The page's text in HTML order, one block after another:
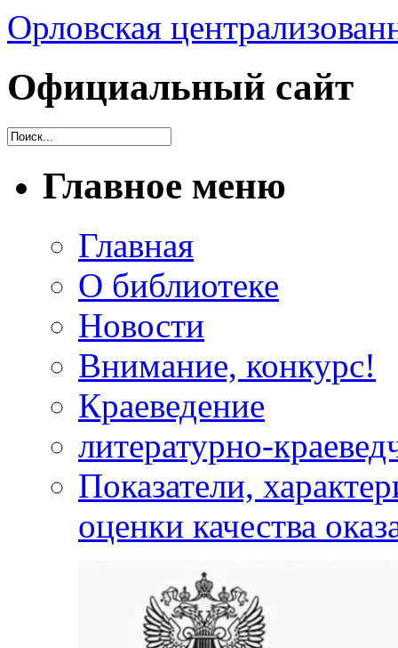
Орловская
Официальный сайт
Главное меню
Главная
О библиотеке
Новости
Внимание, конкурс!
Краеведение
литературно-
Показатели,
оценки качества